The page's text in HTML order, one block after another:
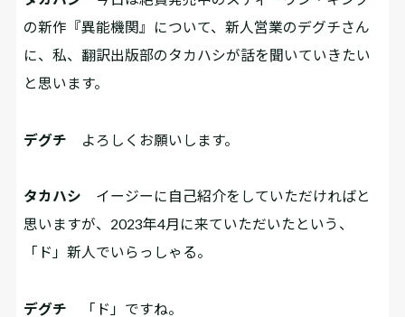
の新作『異能機関』について、新人営業のデグチさん
に、私、翻訳出版部のタカハシが話を聞いていきたい
と思います。
デグチ よろしくお願いします。
タカハシ イージーに自己紹介をしていただければと
思いますが、2023年4月に来ていただいたという、
「ド」新人でいらっしゃる。
デグチ 「ド」ですね。